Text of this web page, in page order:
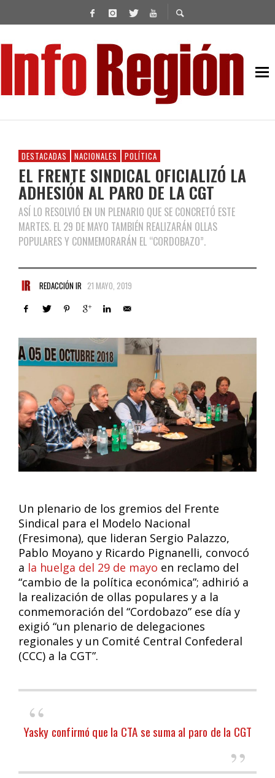
DESTACADAS NACIONALES POLÍTICA
EL FRENTE SINDICAL OFICIALIZÓ LA
ADHESIÓN AL PARO DE LA CGT
ASÍ LO RESOLVIÓ EN UN PLENARIO QUE SE CONCRETÓ ESTE
MARTES. EL 29 DE MAYO TAMBIÉN REALIZARÁN OLLAS
POPULARES Y CONMEMORARÁN EL “CORDOBAZO”.
REDACCIÓN IR 21 MAYO, 2019
Un plenario de los gremios del Frente
Sindical para el Modelo Nacional
(Fresimona), que lideran Sergio Palazzo,
Pablo Moyano y Ricardo Pignanelli, convocó
a la huelga del 29 de mayo en reclamo del
“cambio de la política económica”; adhirió a
la realización de ollas populares y a la
conmemoración del “Cordobazo” ese día y
exigió “un plenario de delegaciones
regionales y un Comité Central Confederal
(CCC) a la CGT”.
Yasky confirmó que la CTA se suma al paro de la CGT